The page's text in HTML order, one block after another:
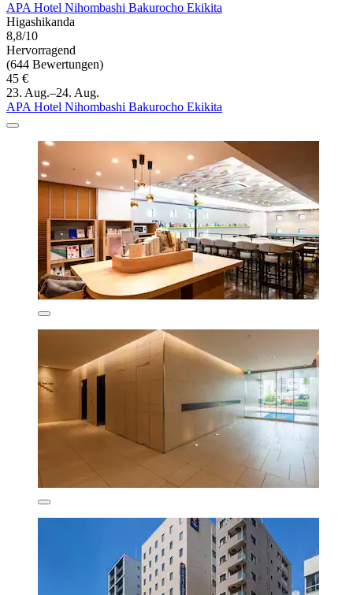
APA Hotel Nihombashi Bakurocho Ekikita
Higashikanda
8,8/10
Hervorragend
(644 Bewertungen)
45 €
23. Aug.–24. Aug.
APA Hotel Nihombashi Bakurocho Ekikita